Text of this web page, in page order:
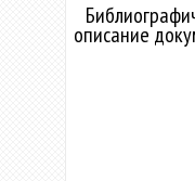
описание